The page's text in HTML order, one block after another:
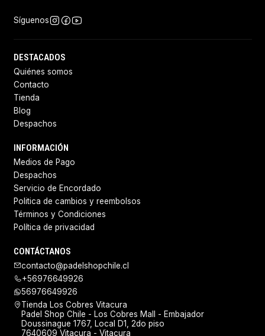
Síguenos
DESTACADOS
Quiénes somos
Contacto
Tienda
Blog
Despachos
INFORMACIÓN
Medios de Pago
Despachos
Servicio de Encordado
Politica de cambios y reembolsos
Términos y Condiciones
Política de privacidad
CONTÁCTANOS
contacto@padelshopchile.cl
+56976649926
56976649926
Tienda Los Cobres Vitacura
Padel Shop Chile - Los Cobres Mall - Embajador
Doussinague 1767, Local D1, 2do piso
7640609 Vitacura - Vitacura